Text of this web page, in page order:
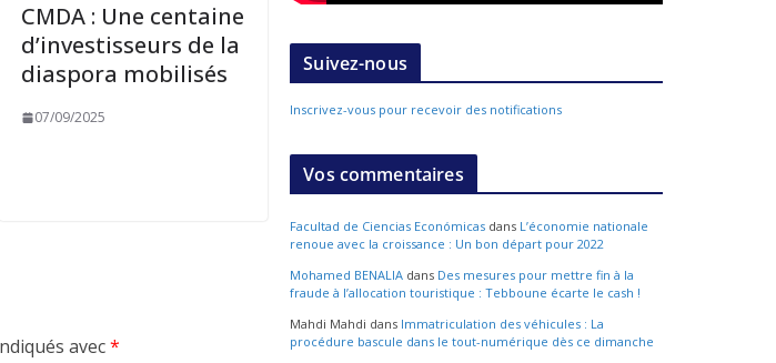
CMDA : Une centaine
d’investisseurs de la
diaspora mobilisés
07/09/2025
avec*
Suivez-nous
Inscrivez-vous pour recevoir des notifications
Vos commentaires
Facultad de Ciencias Económicas dans L’économie nationale
renoue avec la croissance : Un bon départ pour 2022
Mohamed BENALIA dans Des mesures pour mettre fin à la
fraude à l’allocation touristique : Tebboune écarte le cash !
Mahdi Mahdi dans Immatriculation des véhicules : La
procédure bascule dans le tout-numérique dès ce dimanche